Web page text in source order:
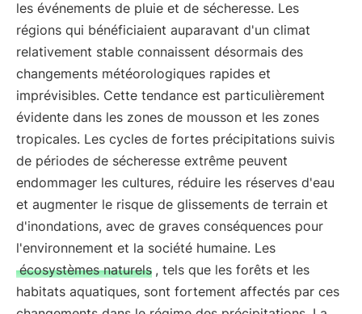
les événements de pluie et de sécheresse. Les
régions qui bénéficiaient auparavant d'un climat
relativement stable connaissent désormais des
changements météorologiques rapides et
imprévisibles. Cette tendance est particulièrement
évidente dans les zones de mousson et les zones
tropicales. Les cycles de fortes précipitations suivis
de périodes de sécheresse extrême peuvent
endommager les cultures, réduire les réserves d'eau
et augmenter le risque de glissements de terrain et
d'inondations, avec de graves conséquences pour
l'environnement et la société humaine. Les
écosystèmes naturels , tels que les forêts et les
habitats aquatiques, sont fortement affectés par ces